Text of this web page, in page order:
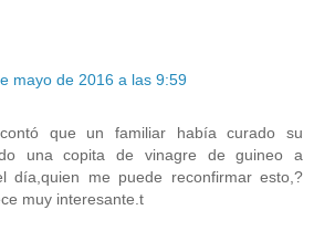
mayo de 2016 a las 9:59
que un familiar había curado su
una copita de vinagre de guineo a
día,quien me puede reconfirmar esto,?
muy interesante.t